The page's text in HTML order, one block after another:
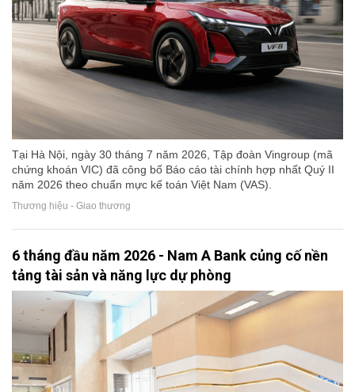
Tại Hà Nội, ngày 30 tháng 7 năm 2026, Tập đoàn Vingroup (mã
chứng khoán VIC) đã công bố Báo cáo tài chính hợp nhất Quý II
năm 2026 theo chuẩn mực kế toán Việt Nam (VAS).
Thương hiệu - Giao thương
6 tháng đầu năm 2026 - Nam A Bank củng cố nền
tảng tài sản và năng lực dự phòng